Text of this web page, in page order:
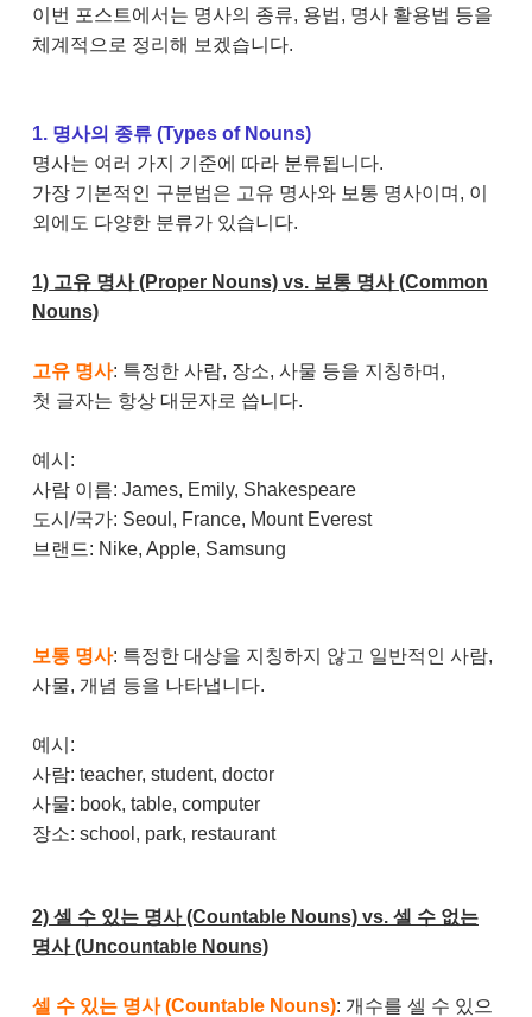
이번 포스트에서는 명사의 종류, 용법, 명사 활용법 등을
체계적으로 정리해 보겠습니다.
1. 명사의 종류 (Types of Nouns)
명사는 여러 가지 기준에 따라 분류됩니다.
가장 기본적인 구분법은 고유 명사와 보통 명사이며, 이
외에도 다양한 분류가 있습니다.
1) 고유 명사 (Proper Nouns) vs. 보통 명사 (Common
Nouns)
고유 명사: 특정한 사람, 장소, 사물 등을 지칭하며,
첫 글자는 항상 대문자로 씁니다.
예시:
사람 이름: James, Emily, Shakespeare
도시/국가: Seoul, France, Mount Everest
브랜드: Nike, Apple, Samsung
보통 명사: 특정한 대상을 지칭하지 않고 일반적인 사람,
사물, 개념 등을 나타냅니다.
예시:
사람: teacher, student, doctor
사물: book, table, computer
장소: school, park, restaurant
2) 셀 수 있는 명사 (Countable Nouns) vs. 셀 수 없는
명사 (Uncountable Nouns)
셀 수 있는 명사 (Countable Nouns): 개수를 셀 수 있으